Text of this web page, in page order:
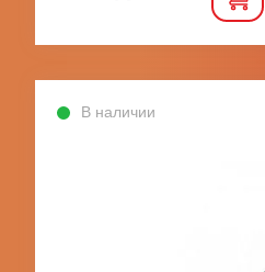
В наличии